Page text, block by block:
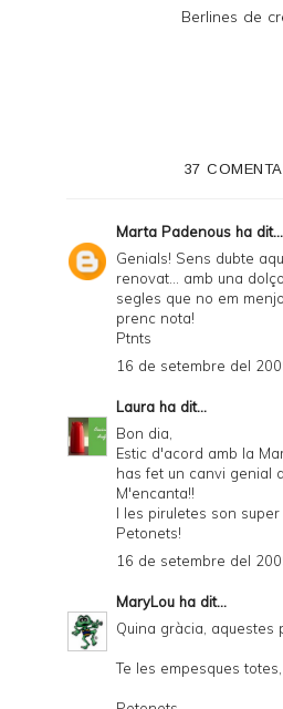
Berlines de
37
Marta Padenous ha dit...
Genials! Sens dubte
renovat... amb una
segles que no em
prenc nota!
Ptnts
16 de setembre del
Laura ha dit...
Bon dia,
Estic d'acord amb la
has fet un canvi genial
M'encanta!!
I les piruletes son
Petonets!
16 de setembre del
MaryLou ha dit...
Quina gràcia, aquestes
Te les empesques totes,